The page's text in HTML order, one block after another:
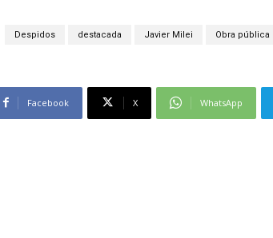
Despidos destacada Javier Milei Obra pública
Facebook X WhatsApp